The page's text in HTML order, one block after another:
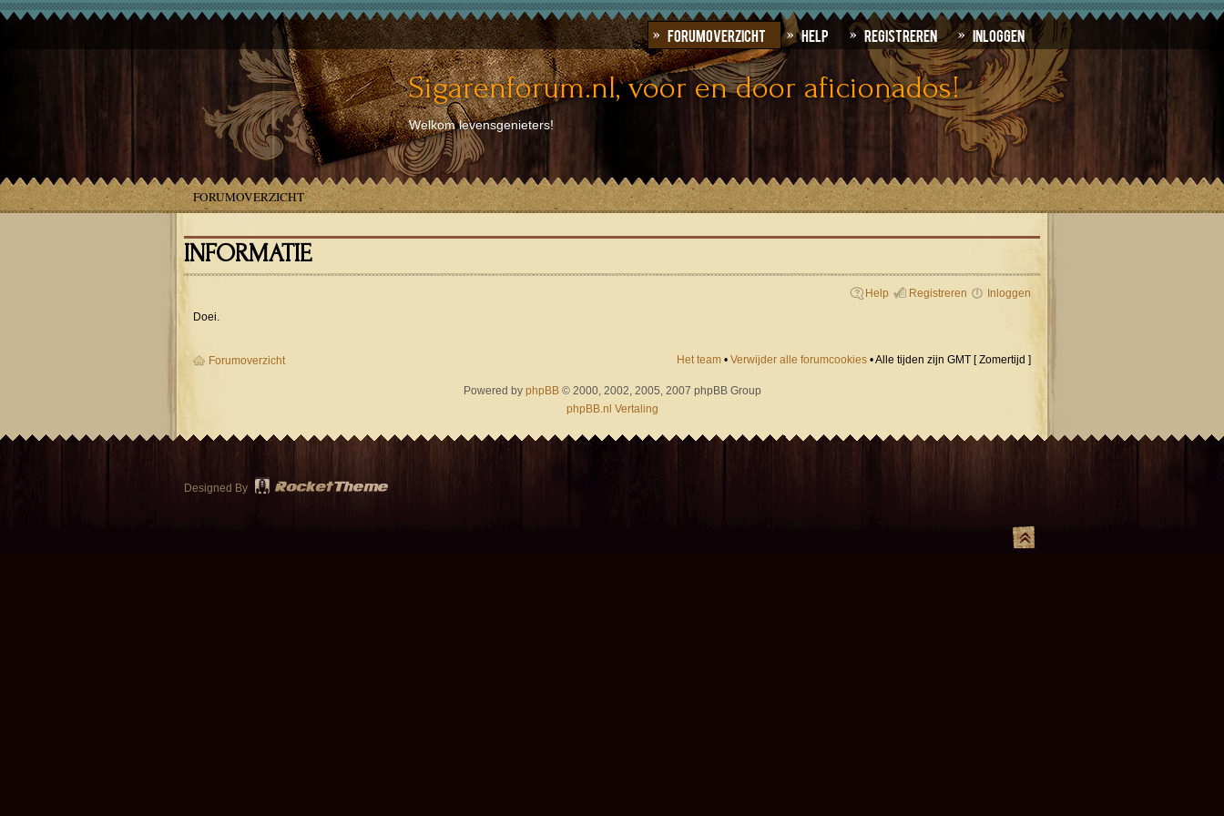
Forumoverzicht Help Registreren Inloggen
Sigarenforum.nl, voor en door aficionados!
Welkom levensgenieters!
FORUMOVERZICHT
INFORMATIE
Help Registreren
Inloggen
Doei.
Forumoverzicht Het team • Verwijder alle forumcookies • Alle tijden zijn GMT [ Zomertijd ]
Powered by phpBB© 2000, 2002, 2005, 2007 phpBB Group
phpBB.nl Vertaling
Designed By